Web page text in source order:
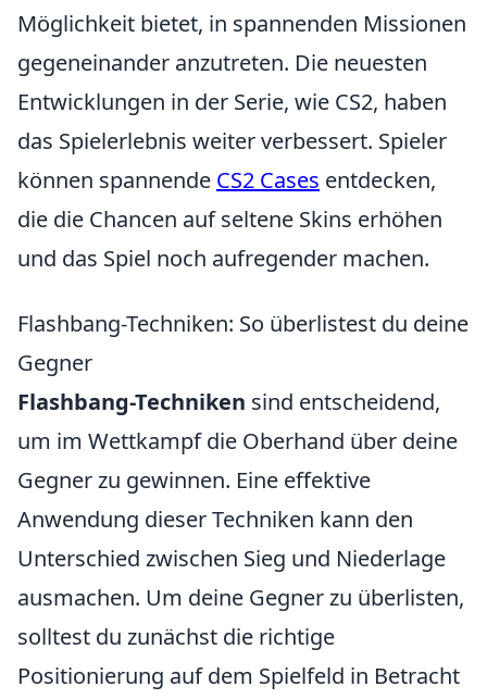
Möglichkeit bietet, in spannenden Missionen
gegeneinander anzutreten. Die neuesten
Entwicklungen in der Serie, wie CS2, haben
das Spielerlebnis weiter verbessert. Spieler
können spannende CS2 Cases entdecken,
die die Chancen auf seltene Skins erhöhen
und das Spiel noch aufregender machen.
Flashbang-Techniken: So überlistest du deine
Gegner
Flashbang-Techniken sind entscheidend,
um im Wettkampf die Oberhand über deine
Gegner zu gewinnen. Eine effektive
Anwendung dieser Techniken kann den
Unterschied zwischen Sieg und Niederlage
ausmachen. Um deine Gegner zu überlisten,
solltest du zunächst die richtige
Positionierung auf dem Spielfeld in Betracht